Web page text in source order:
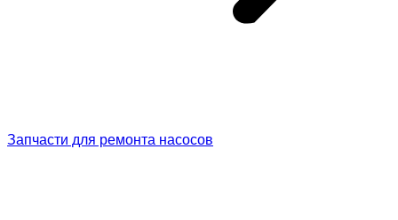
Запчасти для ремонта насосов